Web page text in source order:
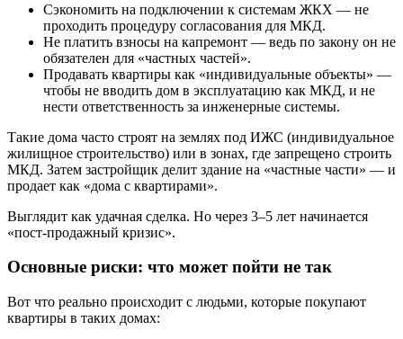
Сэкономить на подключении к системам ЖКХ — не
проходить процедуру согласования для МКД.
Не платить взносы на капремонт — ведь по закону он не
обязателен для «частных частей».
Продавать квартиры как «индивидуальные объекты» —
чтобы не вводить дом в эксплуатацию как МКД, и не
нести ответственность за инженерные системы.
Такие дома часто строят на землях под ИЖС (индивидуальное
жилищное строительство) или в зонах, где запрещено строить
МКД. Затем застройщик делит здание на «частные части» — и
продает как «дома с квартирами».
Выглядит как удачная сделка. Но через 3–5 лет начинается
«пост-продажный кризис».
Основные риски: что может пойти не так
Вот что реально происходит с людьми, которые покупают
квартиры в таких домах: